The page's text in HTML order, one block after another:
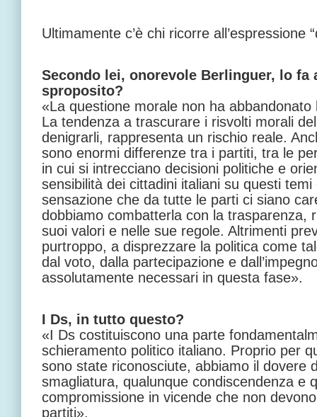
Ultimamente c’è chi ricorre all’espressione
Secondo lei, onorevole Berlinguer, lo fa
sproposito?
«La questione morale non ha abbandonato
La tendenza a trascurare i risvolti morali
denigrarli, rappresenta un rischio reale.
sono enormi differenze tra i partiti, tra le
in cui si intrecciano decisioni politiche e
sensibilità dei cittadini italiani su questi
sensazione che da tutte le parti ci siano
dobbiamo combatterla con la trasparenza,
suoi valori e nelle sue regole. Altrimenti
purtroppo, a disprezzare la politica come
dal voto, dalla partecipazione e
assolutamente necessari in questa fase».
I Ds, in tutto questo?
«I Ds costituiscono una parte
schieramento politico italiano. Proprio per
sono state riconosciute, abbiamo il dovere
smagliatura, qualunque condiscendenza e
compromissione in vicende che non
partiti».